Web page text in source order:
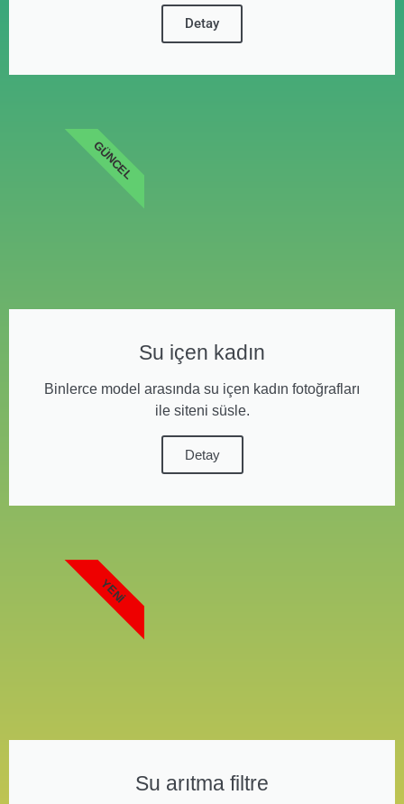
Detay
Su içen kadın
Binlerce model arasında su içen kadın fotoğrafları
ile siteni süsle.
Detay
GÜNCEL
Su arıtma filtre
YENI